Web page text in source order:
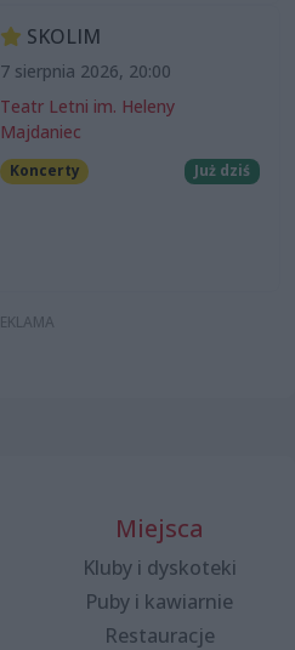
SKOLIM
7 sierpnia 2026, 20:00
Teatr Letni im. Heleny
Majdaniec
Koncerty Już dziś
Miejsca
Kluby i dyskoteki
Puby i kawiarnie
Restauracje